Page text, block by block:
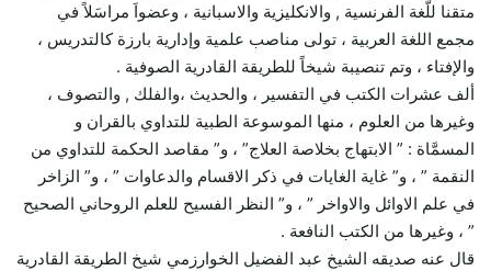
متقنا للُّغة الفرنسية , والانكليزية والاسبانية ، وعضواَ مراسَلاً في
مجمع اللغة العربية ، تولى مناصب علمية وإدارية بارزة كالتدريس ،
والإفتاء ، وتم تنصيبة شيخاً للطريقة القادرية الصوفية .
ألف عشرات الكتب في التفسير ، والحديث ،والفلك , والتصوف ،
وغيرها من العلوم ، منها الموسوعة الطبية للتداوي بالقران و
المسمَّاة : ” الابتهاج بخلاصة العلاج” ، و” مقاصد الحكمة للتداوي من
النقمة ” ، و” غاية الغايات في ذكر الاقسام والدعاوات ” ، و” الزاخر
في علم الاوائل والاواخر ” ، و” النظر الفسيح للعلم الروحاني الصحيح
” ، وغيرها من الكتب النافعة .
قال عنه صديقه الشيخ عبد الفضيل الخوارزمي شيخ الطريقة القادرية